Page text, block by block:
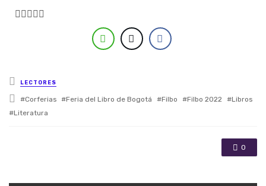

Posted in
LECTORES
Tagged with
Corferias Feria del Libro de Bogotá Filbo Filbo 2022
Libros
Literatura
0